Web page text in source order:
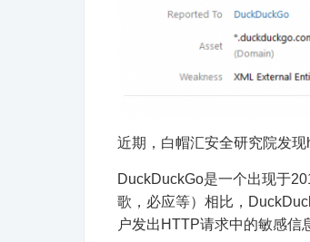
近期，白帽汇安全研究院发
DuckDuckGo是一个出现于
歌，必应等）相比，
户发出HTTP请求中的敏感信